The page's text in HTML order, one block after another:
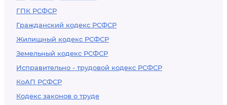
ГПК РСФСР
Гражданский кодекс РСФСР
Жилищный кодекс РСФСР
Земельный кодекс РСФСР
Исправительно - трудовой кодекс РСФСР
КоАП РСФСР
Кодекс законов о труде